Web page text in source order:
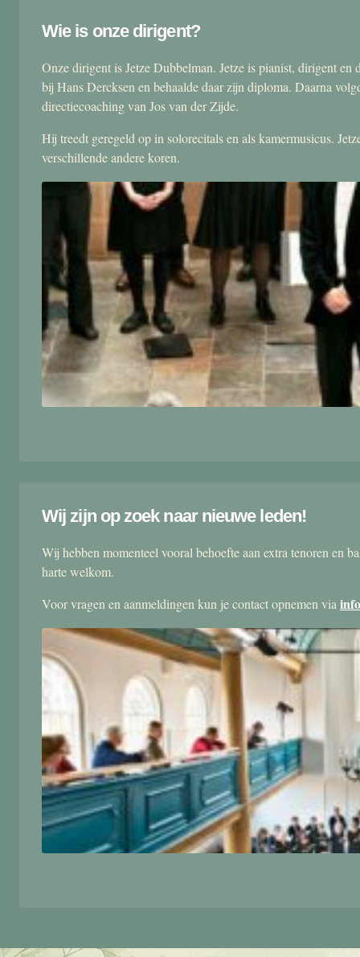
Wie is onze dirigent?
Onze dirigent is Jetze Dubbelman. Jetze is pianist, dirigent
bij Hans Dercksen en behaalde daar zijn diploma. Daarna
directiecoaching van Jos van der Zijde.
Hij treedt geregeld op in solorecitals en als kamermusicus.
verschillende andere koren.
Wij zijn op zoek naar nieuwe leden!
Wij hebben momenteel vooral behoefte aan extra tenoren en
harte welkom.
Voor vragen en aanmeldingen kun je contact opnemen via